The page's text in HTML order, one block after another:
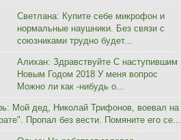
Светлана: Купите себе микрофон и
нормальные наушники. Без связи с
союзниками трудно будет...
Алихан: Здравствуйте С наступившим
Новым Годом 2018 У меня вопрос
Можно ли как -нибудь о...
Мой дед, Николай Трифонов, воевал на
Пропал без вести. Помяните его се...